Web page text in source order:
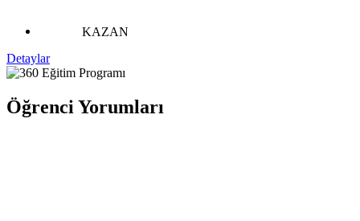
KAZAN
Detaylar
Öğrenci Yorumları